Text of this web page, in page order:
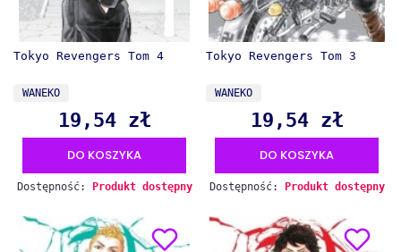
Tokyo Revengers Tom 4
PRODUCENT
WANEKO
Cena
19,54 zł
DO KOSZYKA
Dostępność: Produkt dostępny
Tokyo Revengers Tom 3
PRODUCENT
WANEKO
Cena
19,54 zł
DO KOSZYKA
Dostępność: Produkt dostępny